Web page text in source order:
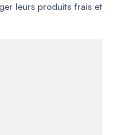
leurs produits frais et